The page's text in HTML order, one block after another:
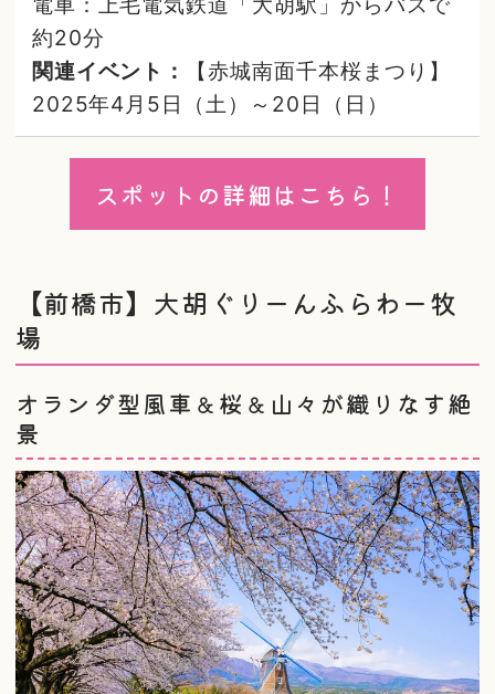
約20分
関連イベント：
【赤城南面千本桜まつり】
2025年4月5日（土）～20日（日）
スポットの詳細はこちら！
【前橋市】大胡ぐりーんふらわー牧
場
オランダ型風車＆桜＆山々が織りなす絶
景